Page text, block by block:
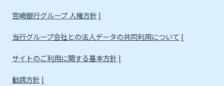
宮崎銀行グループ 人権方針
当行グループ会社との法人データの共同利用について
サイトのご利用に関する基本方針
勧誘方針